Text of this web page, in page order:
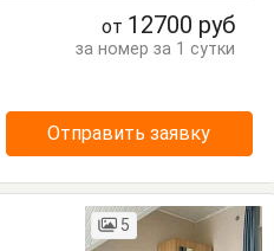
от 12700 руб
за номер за 1 сутки
Отправить заявку
5